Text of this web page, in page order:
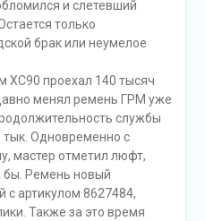
и слетевший
только
брак или неумелое
ХС90 проехал 140 тысяч
менял ремень ГРМ уже
службы
тык. Одновременно с
мастер отметил люфт,
бы. Ремень новый
с артикулом 8627484,
Также за это время